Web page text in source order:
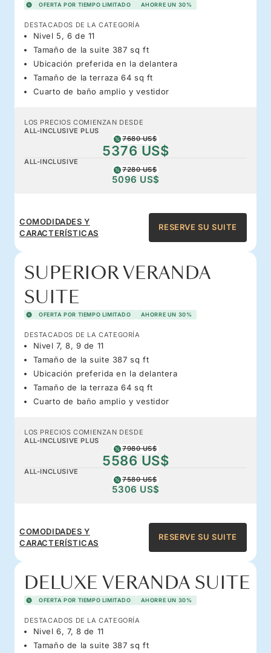
OFERTA POR TIEMPO LIMITADO AHORRE UN 30%
DESTACADOS DE LA CATEGORÍA
Nivel 5, 6 de 11
Tamaño de la suite 387 sq ft
Ubicación preferida en la delantera
Tamaño de la terraza 64 sq ft
Cuarto de baño amplio y vestidor
LOS PRECIOS COMIENZAN DESDE
ALL-INCLUSIVE PLUS
7680 US$
5376 US$
ALL-INCLUSIVE
7280 US$
5096 US$
COMODIDADES Y
CARACTERÍSTICAS
RESERVE SU SUITE
SUPERIOR VERANDA
SUITE
OFERTA POR TIEMPO LIMITADO AHORRE UN 30%
DESTACADOS DE LA CATEGORÍA
Nivel 7, 8, 9 de 11
Tamaño de la suite 387 sq ft
Ubicación preferida en la delantera
Tamaño de la terraza 64 sq ft
Cuarto de baño amplio y vestidor
LOS PRECIOS COMIENZAN DESDE
ALL-INCLUSIVE PLUS
7980 US$
5586 US$
ALL-INCLUSIVE
7580 US$
5306 US$
COMODIDADES Y
CARACTERÍSTICAS
RESERVE SU SUITE
DELUXE VERANDA SUITE
OFERTA POR TIEMPO LIMITADO AHORRE UN 30%
DESTACADOS DE LA CATEGORÍA
Nivel 6, 7, 8 de 11
Tamaño de la suite 387 sq ft